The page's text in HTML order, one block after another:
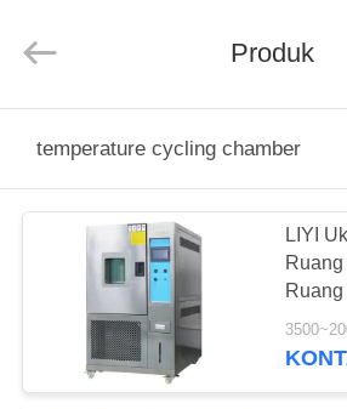
PRODUK
TENTANG
TUR
Co.,
Reserved.
Produk
temperature cycling chamber
LIYI